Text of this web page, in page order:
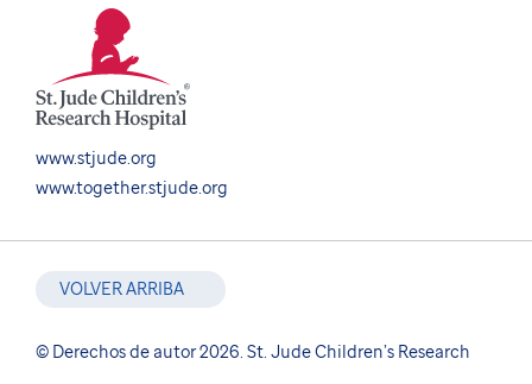
www.stjude.org
www.together.stjude.org
© Derechos de autor 2026. St. Jude Children’s Research
VOLVER ARRIBA